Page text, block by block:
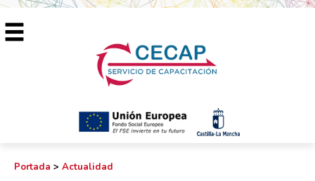
Portada > Actualidad